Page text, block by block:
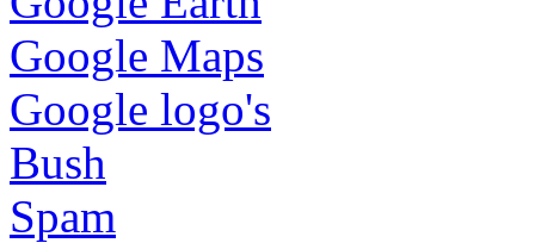
Google Maps
Google logo's
Bush
Spam